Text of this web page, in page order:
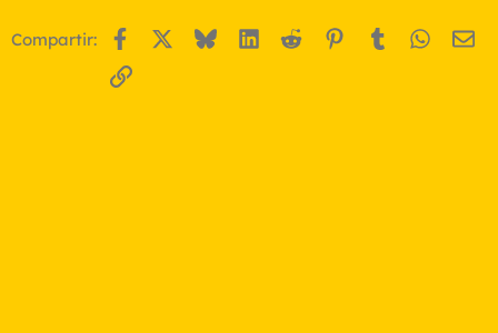
Compartir: Facebook BlueskyLinkedIn
Reddit Pinterest
Tumblr
Enlace